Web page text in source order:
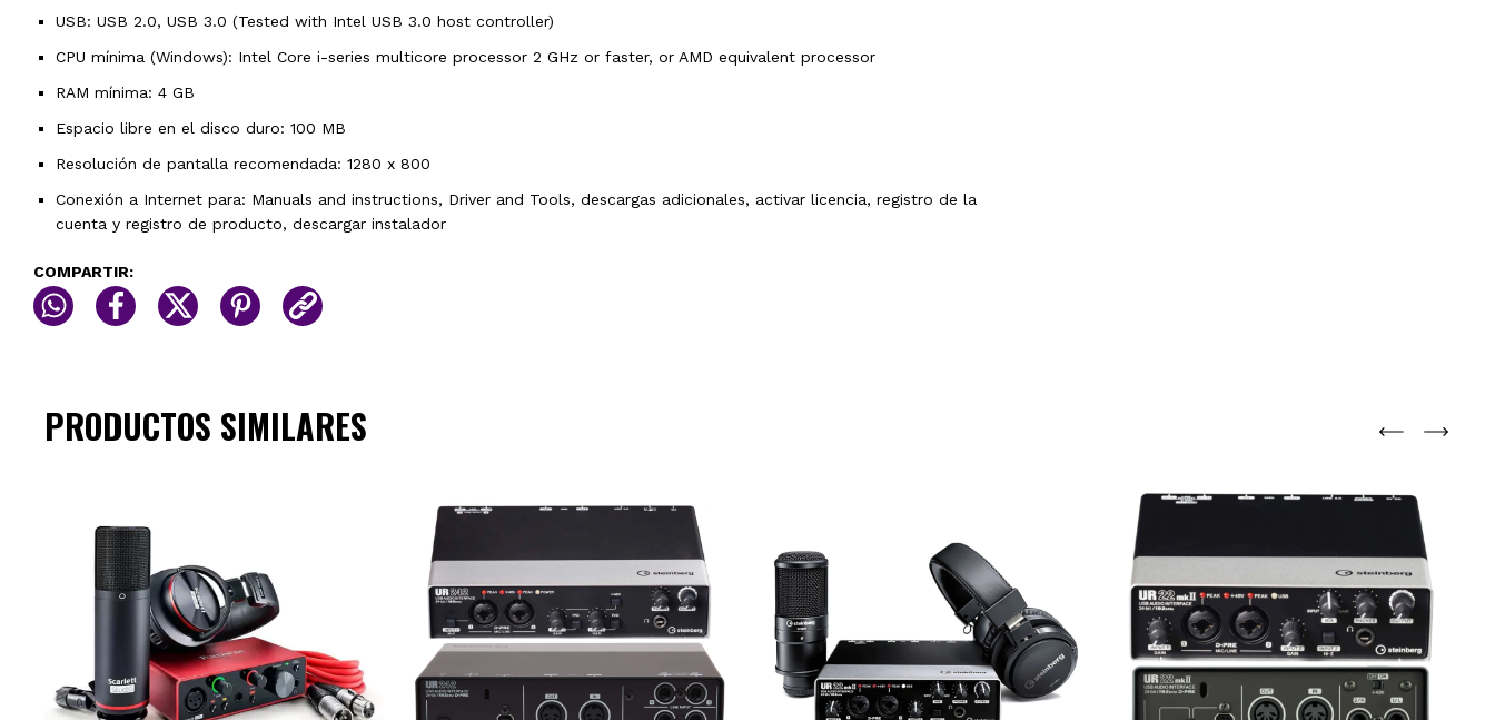
USB: USB 2.0, USB 3.0 (Tested with Intel USB 3.0 host controller)
CPU mínima (Windows): Intel Core i-series multicore processor 2 GHz or faster, or AMD equivalent processor
RAM mínima: 4 GB
Espacio libre en el disco duro: 100 MB
Resolución de pantalla recomendada: 1280 x 800
Conexión a Internet para: Manuals and instructions, Driver and Tools, descargas adicionales, activar licencia, registro de la
cuenta y registro de producto, descargar instalador
COMPARTIR:
PRODUCTOS SIMILARES